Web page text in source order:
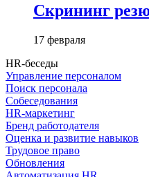
Скрининг
17 февраля
HR-беседы
Управление персоналом
Поиск персонала
Собеседования
HR-маркетинг
Бренд работодателя
Оценка и развитие навыков
Трудовое право
Обновления